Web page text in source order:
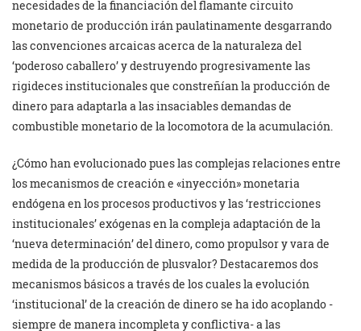
necesidades de la financiación del flamante circuito
monetario de producción irán paulatinamente desgarrando
las convenciones arcaicas acerca de la naturaleza del
‘poderoso caballero’ y destruyendo progresivamente las
rigideces institucionales que constreñían la producción de
dinero para adaptarla a las insaciables demandas de
combustible monetario de la locomotora de la acumulación.
¿Cómo han evolucionado pues las complejas relaciones entre
los mecanismos de creación e «inyección» monetaria
endógena en los procesos productivos y las ‘restricciones
institucionales’ exógenas en la compleja adaptación de la
‘nueva determinación’ del dinero, como propulsor y vara de
medida de la producción de plusvalor? Destacaremos dos
mecanismos básicos a través de los cuales la evolución
‘institucional’ de la creación de dinero se ha ido acoplando -
siempre de manera incompleta y conflictiva- a las